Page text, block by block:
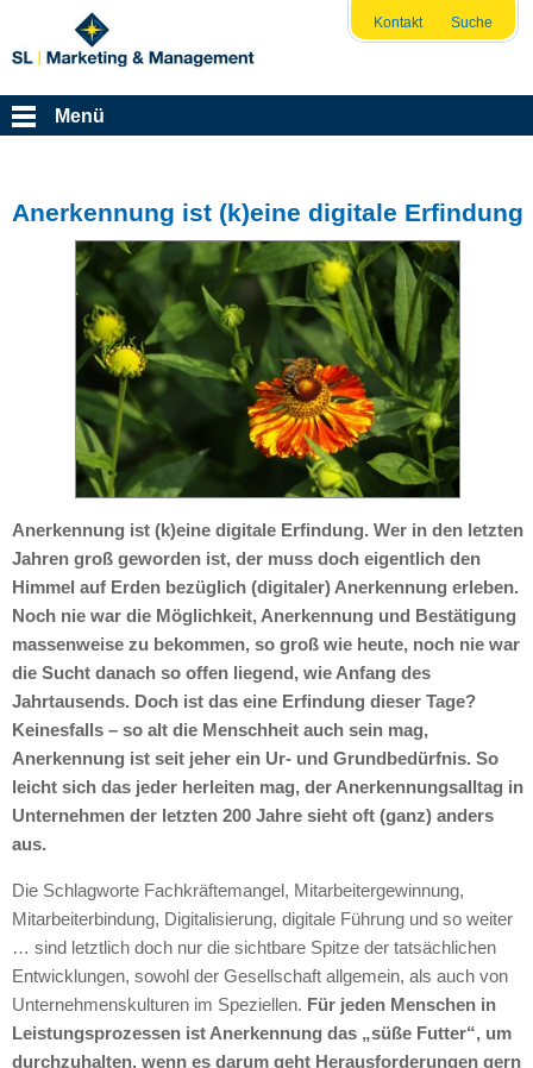
Kontakt Suche
Menü
Anerkennung ist (k)eine digitale Erfindung
Anerkennung ist (k)eine digitale Erfindung. Wer in den letzten
Jahren groß geworden ist, der muss doch eigentlich den
Himmel auf Erden bezüglich (digitaler) Anerkennung erleben.
Noch nie war die Möglichkeit, Anerkennung und Bestätigung
massenweise zu bekommen, so groß wie heute, noch nie war
die Sucht danach so offen liegend, wie Anfang des
Jahrtausends. Doch ist das eine Erfindung dieser Tage?
Keinesfalls – so alt die Menschheit auch sein mag,
Anerkennung ist seit jeher ein Ur- und Grundbedürfnis. So
leicht sich das jeder herleiten mag, der Anerkennungsalltag in
Unternehmen der letzten 200 Jahre sieht oft (ganz) anders
aus.
Die Schlagworte Fachkräftemangel, Mitarbeitergewinnung,
Mitarbeiterbindung, Digitalisierung, digitale Führung und so weiter
… sind letztlich doch nur die sichtbare Spitze der tatsächlichen
Entwicklungen, sowohl der Gesellschaft allgemein, als auch von
Unternehmenskulturen im Speziellen. Für jeden Menschen in
Leistungsprozessen ist Anerkennung das „süße Futter“, um
durchzuhalten, wenn es darum geht Herausforderungen gern